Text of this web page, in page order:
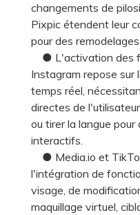
changements de
Pixpic étendent leur
pour des
● L'activation des
Instagram repose
temps réel,
directes de
ou tirer la langue
interactifs.
● Media.io et
l'intégration de
visage, de
maquillage virtuel,